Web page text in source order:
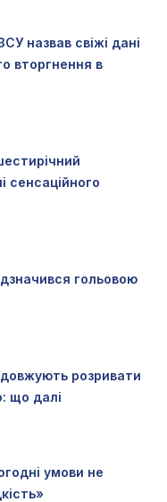
назвав свіжі дані
вторгнення в
сенсаційного
гольовою
розривати
що далі
умови не